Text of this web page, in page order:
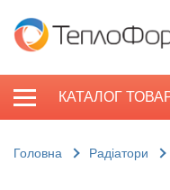
КАТАЛОГ
Головна Радіатори